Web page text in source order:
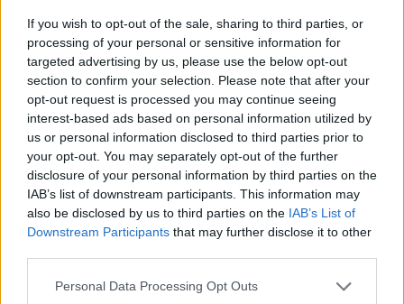
If you wish to opt-out of the sale, sharing to third parties, or
processing of your personal or sensitive information for
targeted advertising by us, please use the below opt-out
section to confirm your selection. Please note that after your
opt-out request is processed you may continue seeing
interest-based ads based on personal information utilized by
us or personal information disclosed to third parties prior to
your opt-out. You may separately opt-out of the further
disclosure of your personal information by third parties on the
IAB’s list of downstream participants. This information may
also be disclosed by us to third parties on the IAB’s List of
Downstream Participants that may further disclose it to other
Personal Data Processing Opt Outs
Letra San Blas (ft. Dani Fernández)
Biografía Ranking Foro
Ranking de POLE
POLEno está entre los 500 artistas más apoyados
y visitados de esta semana.
¿Apoyar a POLE?